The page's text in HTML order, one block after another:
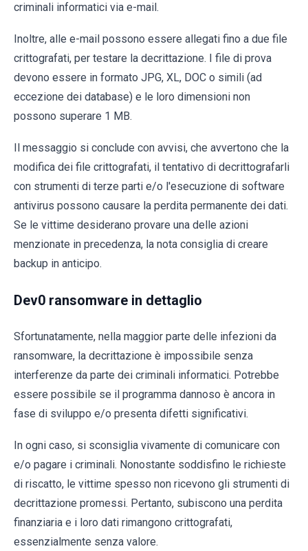
criminali informatici via e-mail.
Inoltre, alle e-mail possono essere allegati fino a due file
crittografati, per testare la decrittazione. I file di prova
devono essere in formato JPG, XL, DOC o simili (ad
eccezione dei database) e le loro dimensioni non
possono superare 1 MB.
Il messaggio si conclude con avvisi, che avvertono che la
modifica dei file crittografati, il tentativo di decrittografarli
con strumenti di terze parti e/o l'esecuzione di software
antivirus possono causare la perdita permanente dei dati.
Se le vittime desiderano provare una delle azioni
menzionate in precedenza, la nota consiglia di creare
backup in anticipo.
Dev0 ransomware in dettaglio
Sfortunatamente, nella maggior parte delle infezioni da
ransomware, la decrittazione è impossibile senza
interferenze da parte dei criminali informatici. Potrebbe
essere possibile se il programma dannoso è ancora in
fase di sviluppo e/o presenta difetti significativi.
In ogni caso, si sconsiglia vivamente di comunicare con
e/o pagare i criminali. Nonostante soddisfino le richieste
di riscatto, le vittime spesso non ricevono gli strumenti di
decrittazione promessi. Pertanto, subiscono una perdita
finanziaria e i loro dati rimangono crittografati,
essenzialmente senza valore.